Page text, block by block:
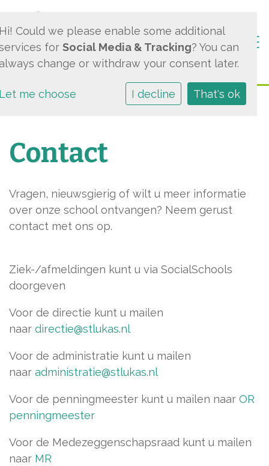
Contact
Vragen, nieuwsgierig of wilt u meer informatie
over onze school ontvangen? Neem gerust
contact met ons op.
Ziek-/afmeldingen kunt u via SocialSchools
doorgeven
Voor de directie kunt u mailen
naar directie@stlukas.nl
Voor de administratie kunt u mailen
naar administratie@stlukas.nl
Voor de penningmeester kunt u mailen naar OR
penningmeester
Voor de Medezeggenschapsraad kunt u mailen
naar MR
Could we please enable some additional
for Social Media & Tracking? You can
change or withdraw your consent later.
me choose I decline That's ok